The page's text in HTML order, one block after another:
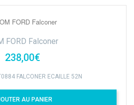
FORD Falconer
238,00€
FALCONER ECAILLE 52N
AU PANIER